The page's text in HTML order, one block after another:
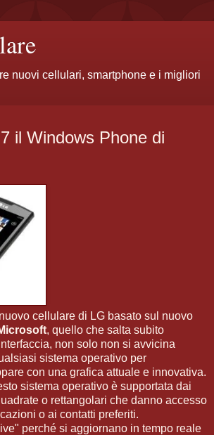
nuovi cellulari, smartphone e i migliori
il Windows Phone di
cellulare di LG basato sul nuovo
, quello che salta subito
non solo non si avvicina
sistema operativo per
con una grafica attuale e innovativa.
sistema operativo è supportata dai
o rettangolari che danno accesso
o ai contatti preferiti.
perché si aggiornano in tempo reale